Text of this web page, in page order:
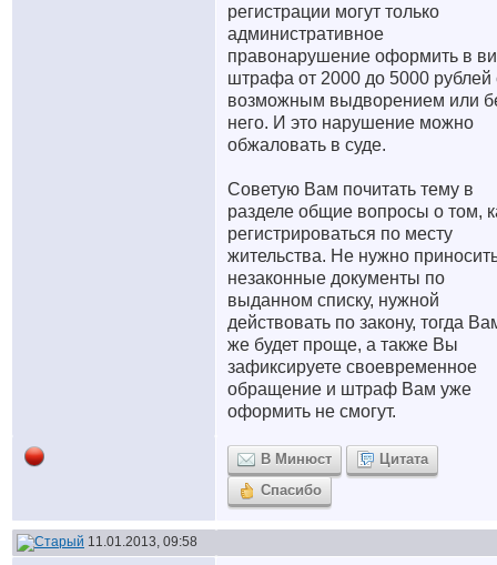
регистрации могут только
административное
правонарушение оформить в
штрафа от 2000 до 5000 рублей
возможным выдворением или
него. И это нарушение можно
обжаловать в суде.
Советую Вам почитать тему в
разделе общие вопросы о том,
регистрироваться по месту
жительства. Не нужно
незаконные документы по
выданном списку, нужной
действовать по закону, тогда
же будет проще, а также Вы
зафиксируете своевременное
обращение и штраф Вам уже
оформить не смогут.
В Минюст
Цитата
Спасибо
11.01.2013, 09:58